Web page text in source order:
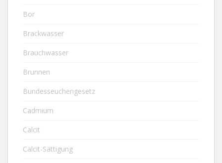
Bor
Brackwasser
Brauchwasser
Brunnen
Bundesseuchengesetz
Cadmium
Calcit
Calcit-Sättigung